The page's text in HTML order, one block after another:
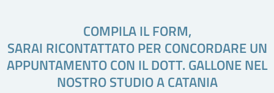
COMPILA IL FORM,
SARAI RICONTATTATO PER CONCORDARE UN
APPUNTAMENTO CON IL DOTT. GALLONE NEL
NOSTRO STUDIO A CATANIA